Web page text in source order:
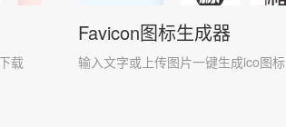
载
Favicon图标生成器
输入文字或上传图片一键生成ico图标